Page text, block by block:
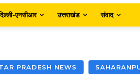
एनसीआर उत्तराखंड संवाद
PRADESH NEWS